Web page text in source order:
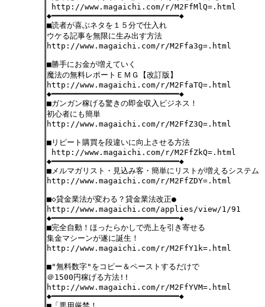
http://www.magaichi.com/r/M2FfMlQ=.html
◆━━━━━━━━━━━━━━━━━━━━━━━━━━━◆
■読者が喜ぶネタを１５分で仕入れ
ウケる記事を無限に生み出す方法
http://www.magaichi.com/r/M2Ffa3g=.html
■勝手にお金が増えていく
魔法の無料レポートＥＭＧ【改訂版】
http://www.magaichi.com/r/M2FfaTQ=.html
◆━━━━━━━━━━━━━━━━━━━━━━━━━━━◆
■ガンガン稼げる驚きの即金収入ビジネス！
初心者にも簡単
http://www.magaichi.com/r/M2FfZ3Q=.html
■リピート購買を段違いに向上させる方法
http://www.magaichi.com/r/M2FfZkQ=.html
◆━━━━━━━━━━━━━━━━━━━━━━━━━━━◆
■メルマガリスト・見込み客・簡単にリストが増えるシステム
http://www.magaichi.com/r/M2FfZDY=.html
■◇貸金業法が変わる？貸金業法改正●
http://www.magaichi.com/applies/view/1/91
◆━━━━━━━━━━━━━━━━━━━━━━━━━━━◆
■完全自動！ほったらかしで売上を引き寄せる
集金マシーンが遂に誕生！
http://www.magaichi.com/r/M2FfY1k=.html
■"無料数字"をコピー＆ペーストするだけで
＠1500円稼げる方法!!
http://www.magaichi.com/r/M2FfYVM=.html
◆━━━━━━━━━━━━━━━━━━━━━━━━━━━◆